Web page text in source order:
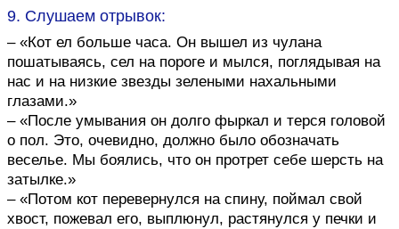
9. Слушаем отрывок:
– «Кот ел больше часа. Он вышел из чулана
пошатываясь, сел на пороге и мылся, поглядывая на
нас и на низкие звезды зелеными нахальными
глазами.»
– «После умывания он долго фыркал и терся головой
о пол. Это, очевидно, должно было обозначать
веселье. Мы боялись, что он протрет себе шерсть на
затылке.»
– «Потом кот перевернулся на спину, поймал свой
хвост, пожевал его, выплюнул, растянулся у печки и